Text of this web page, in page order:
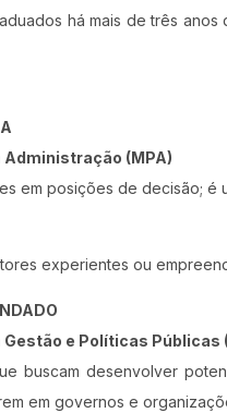
há mais de três
(MPA)
em posições de decisão; é
experientes ou
e Políticas Públicas
buscam desenvolver
em governos e